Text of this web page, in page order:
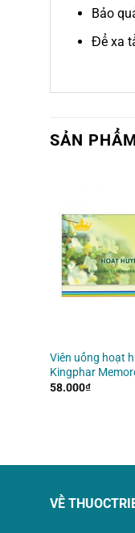
Bảo
Để xa
SẢN
Viên uống hoạt
Kingphar
58.000₫
VỀ